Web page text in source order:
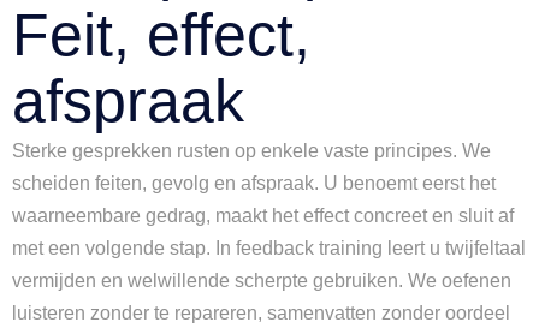
Feit, effect,
afspraak
Sterke gesprekken rusten op enkele vaste principes. We
scheiden feiten, gevolg en afspraak. U benoemt eerst het
waarneembare gedrag, maakt het effect concreet en sluit af
met een volgende stap. In feedback training leert u twijfeltaal
vermijden en welwillende scherpte gebruiken. We oefenen
luisteren zonder te repareren, samenvatten zonder oordeel